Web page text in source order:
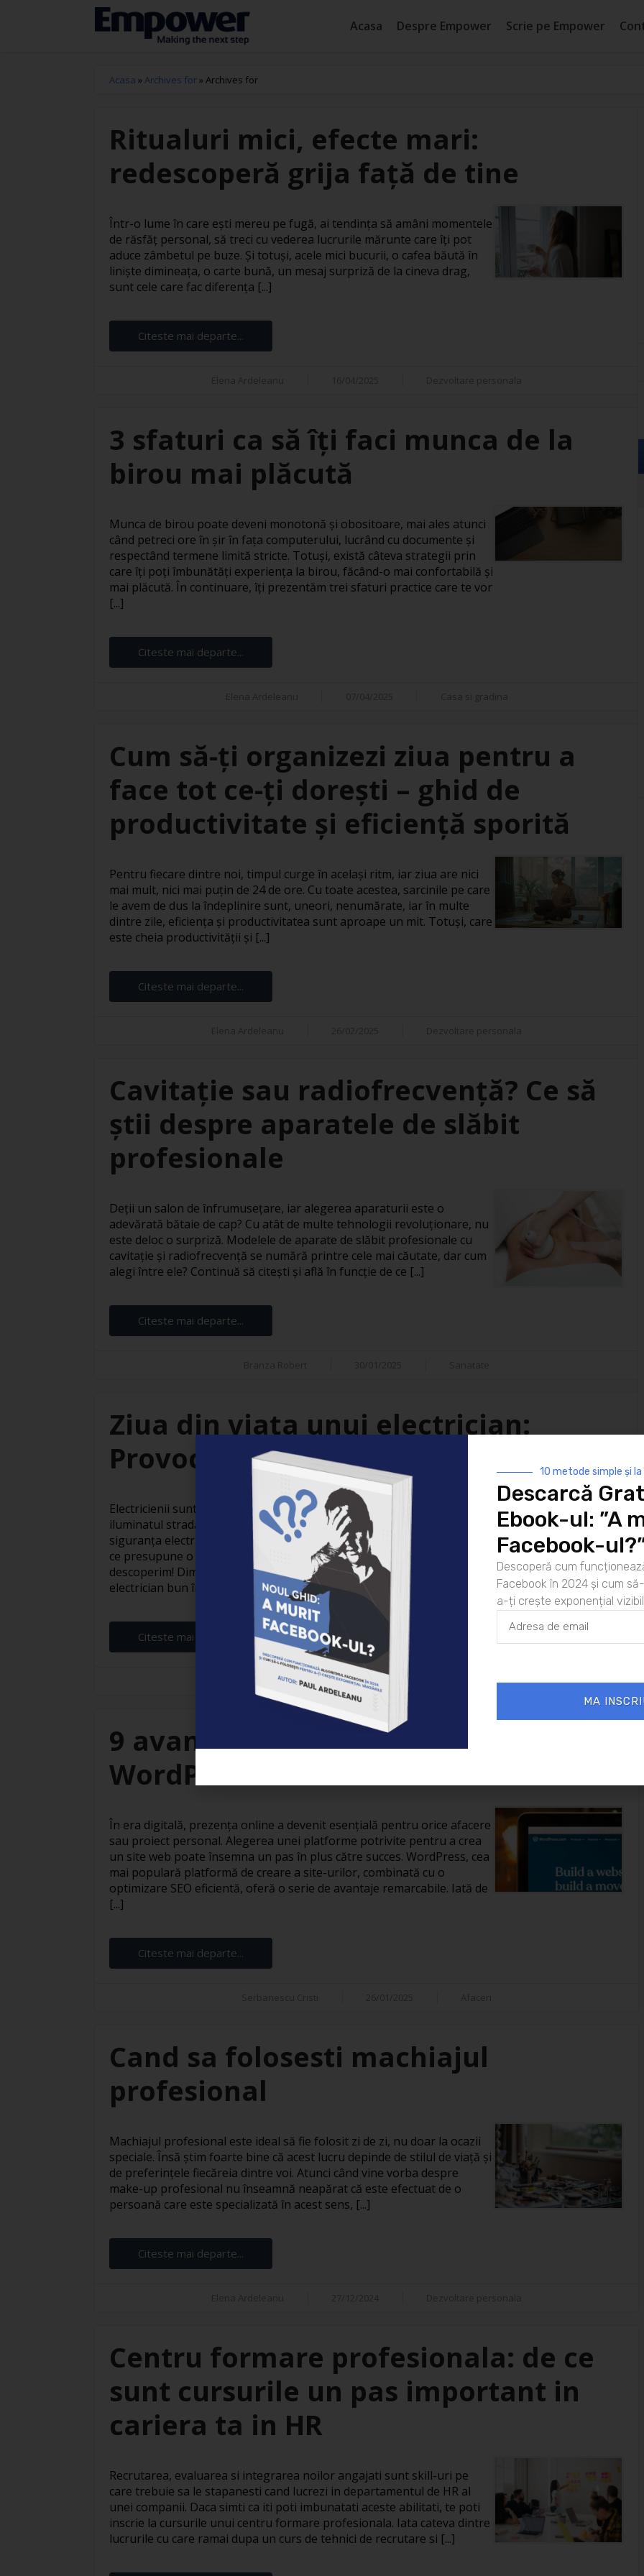
Acasa Despre Empower Scrie pe Empower
Acasa » Archives for» Archives for
Ritualuri mici, efecte mari:
redescoperă grija față de tine
Într-o lume în care ești mereu pe fugă, ai tendința să amâni momentele
de răsfăț personal, să treci cu vederea lucrurile mărunte care îți pot
aduce zâmbetul pe buze. Și totuși, acele mici bucurii, o cafea băută în
liniște dimineața, o carte bună, un mesaj surpriză de la cineva drag,
sunt cele care fac diferența [...]
Citeste mai departe...
3 sfaturi ca să îți faci munca de la
birou mai plăcută
Munca de birou poate deveni monotonă și obositoare, mai ales atunci
când petreci ore în șir în fața computerului, lucrând cu documente și
respectând termene limită stricte. Totuși, există câteva strategii prin
care îți poți îmbunătăți experiența la birou, făcând-o mai confortabilă și
mai plăcută. În continuare, îți prezentăm trei sfaturi practice care te vor
[...]
Citeste mai departe...
Cum să-ți organizezi ziua pentru a
face tot ce-ți dorești – ghid de
productivitate și eficiență sporită
Pentru fiecare dintre noi, timpul curge în același ritm, iar ziua are nici
mai mult, nici mai puțin de 24 de ore. Cu toate acestea, sarcinile pe care
le avem de dus la îndeplinire sunt, uneori, nenumărate, iar în multe
dintre zile, eficiența și productivitatea sunt aproape un mit. Totuși, care
este cheia productivității și [...]
Citeste mai departe...
Cavitație sau radiofrecvență? Ce să
știi despre aparatele de slăbit
profesionale
Deții un salon de înfrumusețare, iar alegerea aparaturii este o
adevărată bătaie de cap? Cu atât de multe tehnologii revoluționare, nu
este deloc o surpriză. Modelele de aparate de slăbit profesionale cu
cavitație și radiofrecvență se numără printre cele mai căutate, dar cum
alegi între ele? Continuă să citești și află în funcție de ce [...]
Citeste mai departe...
Ziua din viața unui electrician:
Provocări și satisfacții
Electricienii sunt adevărați eroi invizibili ai vieții moderne. De la
iluminatul stradal care face orașele să strălucească noaptea până la
siguranța electrică din locuințe, activitatea lor este indispensabilă. Dar
ce presupune o zi obișnuită din viața unui electrician? Hai să
descoperim! Dimineața devreme: Pregătirea pentru zi Ziua unui
electrician bun începe devreme. Cu o ceașcă [...]
Citeste mai departe...
Elena Ardeleanu 26/01/2025
9 avantaje ale creării unui site în
WordPress
În era digitală, prezența online a devenit esențială pentru orice afacere
sau proiect personal. Alegerea unei platforme potrivite pentru a crea
un site web poate însemna un pas în plus către succes. WordPress, cea
mai populară platformă de creare a site-urilor, combinată cu o
optimizare SEO eficientă, oferă o serie de avantaje remarcabile. Iată de
[...]
Citeste mai departe...
Cand sa folosesti machiajul
profesional
Machiajul profesional este ideal să fie folosit zi de zi, nu doar la ocazii
speciale. Însă știm foarte bine că acest lucru depinde de stilul de viață și
de preferințele fiecăreia dintre voi. Atunci când vine vorba despre
make-up profesional nu înseamnă neapărat că este efectuat de o
persoană care este specializată în acest sens, [...]
Citeste mai departe...
Centru formare profesionala: de ce
sunt cursurile un pas important in
cariera ta in HR
Recrutarea, evaluarea si integrarea noilor angajati sunt skill-uri pe
care trebuie sa le stapanesti cand lucrezi in departamentul de HR al
unei companii. Daca simti ca iti poti imbunatati aceste abilitati, te poti
inscrie la cursurile unui centru formare profesionala. Iata cateva dintre
lucrurile cu care ramai dupa un curs de tehnici de recrutare si [...]
10 metode simple și
Descarcă
Ebook-ul: ”A
Facebook-
Descoperă cum
Facebook în 2024 și cum
a-ți crește exponențial
MA